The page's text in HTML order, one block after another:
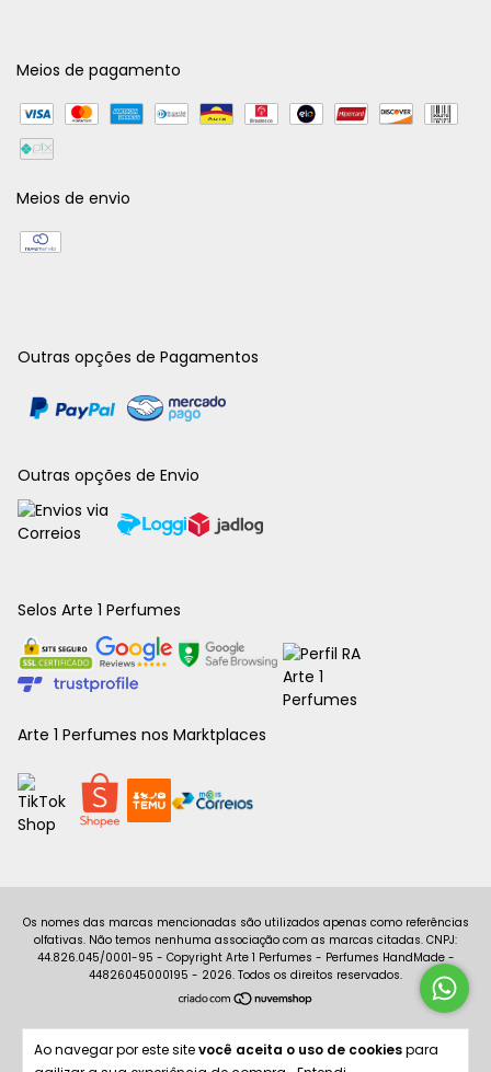
Ao navegar por este sitevocê aceita o uso de cookiespara
Meios de pagamento
Meios de envio
Outras opções de Pagamentos
Outras opções de Envio
Selos Arte 1 Perfumes
Arte 1 Perfumes nos Marktplaces
Copyright Arte 1 Perfumes - Perfumes HandMade -
44826045000195 - 2026. Todos os direitos reservados.